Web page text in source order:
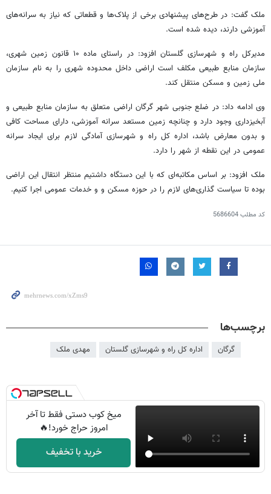
ملک گفت: در طرح‌های پیشنهادی برخی از پلاک‌ها و قطعاتی که نیاز به سرانه‌های
آموزشی دارند، دیده شده است.
مدیرکل راه و شهرسازی گلستان افزود: در راستای ماده ۱۰ قانون زمین شهری،
سازمان منابع طبیعی مکلف است اراضی داخل محدوده شهری را به نام سازمان
ملی زمین و مسکن منتقل کند.
وی ادامه داد: در ضلع جنوبی شهر گرگان اراضی متعلق به سازمان منابع طبیعی و
آبخیزداری وجود دارد و چنانچه زمین مستعد سرانه آموزشی، دارای مساحت کافی
و بدون معارض باشد، اداره کل راه و شهرسازی آمادگی لازم برای ایجاد سرانه
عمومی در این نقطه از شهر را دارد.
ملک افزود: بر اساسمکاتبه‌ای که با این دستگاه داشتیم منتظر انتقال این اراضی
بوده تا سیاست گذاری‌های لازم را در حوزه مسکن و و خدمات عمومی اجرا کنیم.
کد مطلب5686604
برچسب‌ها
گرگان اداره کل راه و شهرسازی گلستان مهدی ملک
میخ کوب دستی فقط تا آخر
امروز حراج خورد!🔥
خرید با تخفیف